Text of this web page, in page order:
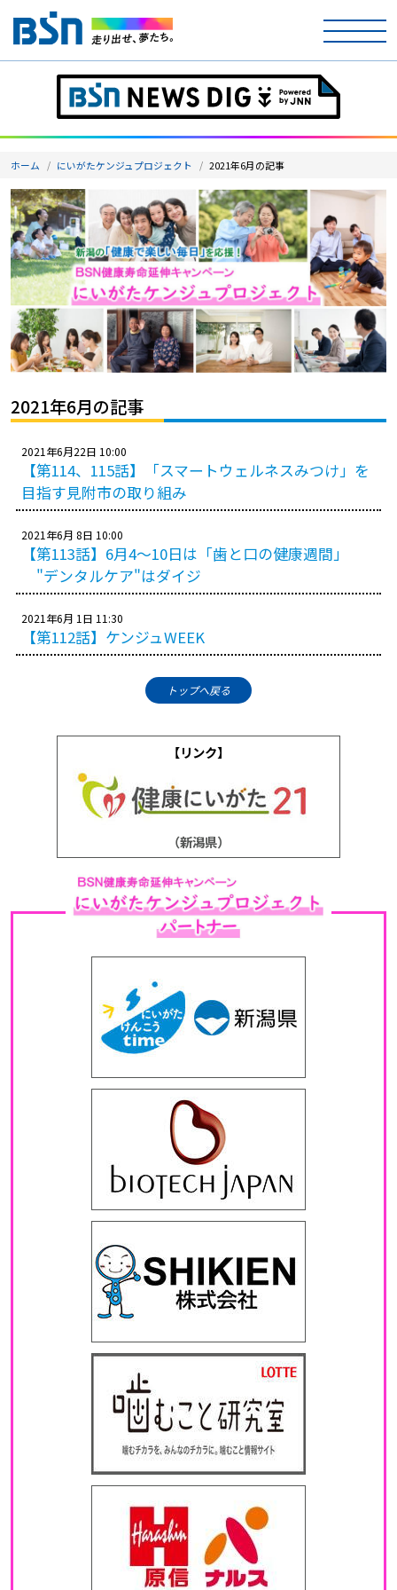
ホーム
テレビ
ラジオ
アナウンサー
イベント
ニュース
天気
プレゼント
キッズ ケンジュ
Well-being 防災・減災
ショッピング
会社概要・ビジョン
お問い合わせ
ホーム にいがたケンジュプロジェクト 2021年6月の記事
2021年6月の記事
2021年6月22日 10:00
【第114、115話】「スマートウェルネスみつけ」を
目指す見附市の取り組み
2021年6月 8日 10:00
【第113話】6月4～10日は「歯と口の健康週間」
"デンタルケア"はダイジ
2021年6月 1日 11:30
【第112話】ケンジュWEEK
トップへ戻る
【リンク】
（新潟県）